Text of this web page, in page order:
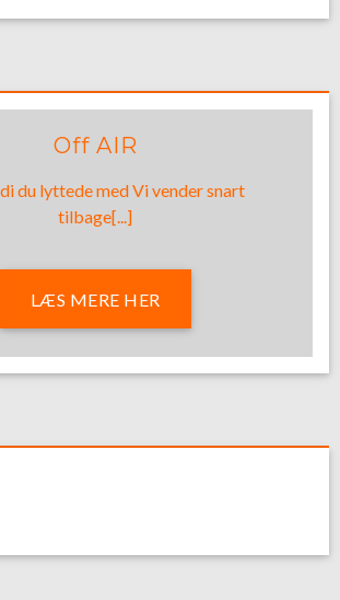
Off AIR
du lyttede med Vi vender snart
tilbage[...]
LÆS MERE HER